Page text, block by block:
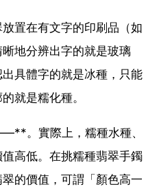
置在有文字的印刷品（如
地分辨出字的就是玻璃
具體字的就是冰種，只能
就是糯化種。
。實際上，糯種水種、
高低。在挑糯種翡翠手鐲
的價值，可謂「顏色高一